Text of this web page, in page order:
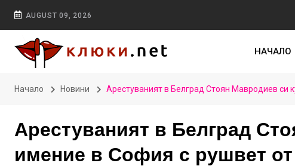
AUGUST 09, 2026
НАЧАЛО
Начало Новини Арестуваният в Белград Стоян Мавродиев си
Арестуваният в Белград
имение в София с рушвет